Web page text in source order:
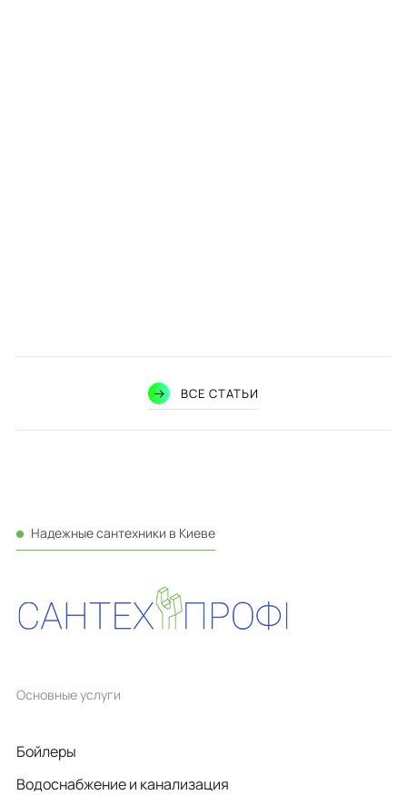
ВСЕ СТАТЬИ
Надежные сантехники в Киеве
Основные услуги
Бойлеры
Водоснабжение и канализация